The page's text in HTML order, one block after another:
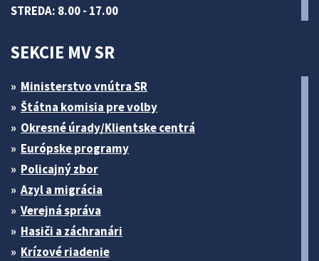
STREDA: 8.00 - 17.00
SEKCIE MV SR
Ministerstvo vnútra SR
Štátna komisia pre volby
Okresné úrady/Klientske centrá
Európske programy
Policajný zbor
Azyl a migrácia
Verejná správa
Hasiči a záchranári
Krízové riadenie